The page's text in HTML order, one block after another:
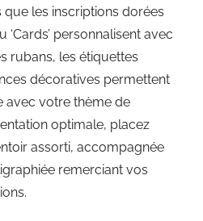
les inscriptions dorées
‘Cards’ personnalisent avec
rubans, les étiquettes
décoratives permettent
avec votre thème de
optimale, placez
assorti, accompagnée
remerciant vos